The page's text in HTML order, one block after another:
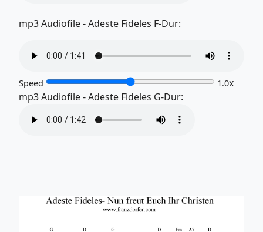
mp3 Audiofile - Adeste Fideles F-Dur:
Speed 1.0x
mp3 Audiofile - Adeste Fideles G-Dur: